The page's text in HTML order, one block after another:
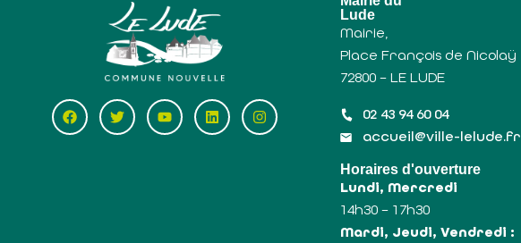
Lude
Mairie,
Place François de Nicolaÿ
72800 – LE LUDE
02 43 94 60 04
accueil@ville-lelude.fr
Horaires d'ouverture
Lundi, Mercredi
14h30 – 17h30
Mardi, Jeudi, Vendredi :